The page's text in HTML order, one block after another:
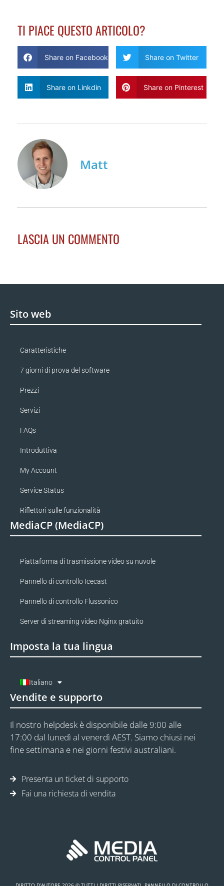
TI PIACE QUESTO ARTICOLO?
Share on Facebook Share on Twitter
Share on Linkdin Share on Pinterest
Matt
LASCIA UN COMMENTO
Sito web
Caratteristiche
7 giorni di prova del software
Prezzi
Servizi
FAQs
Introduttiva
My Account
Service Status
Riflettori sulle funzionalità
MediaCP (MediaCP)
Piattaforma di trasmissione video su nuvole
Pannello di controllo Icecast
Pannello di controllo Flussonico
Server di streaming video Nginx gratuito
Imposta la tua lingua
Italiano
Vendite e supporto
Il nostro helpdesk è disponibile dalle 9:00 alle
17:00 dal lunedì al venerdì AEST. Siamo chiusi nei
fine settimana e nei giorni festivi australiani.
Presenta un ticket di supporto
Fai una richiesta di vendita